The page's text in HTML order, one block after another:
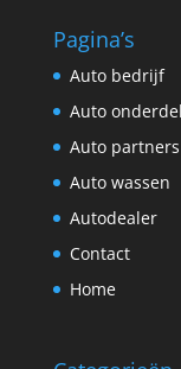
Pagina’s
Auto bedrijf
Auto
Auto partners
Auto wassen
Autodealer
Contact
Home